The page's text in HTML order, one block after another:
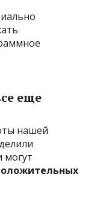
еще
нашей
могут